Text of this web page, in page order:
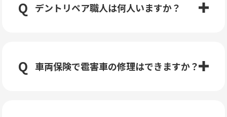
デントリペア職人は何人いますか？
車両保険で雹害車の修理はできますか？